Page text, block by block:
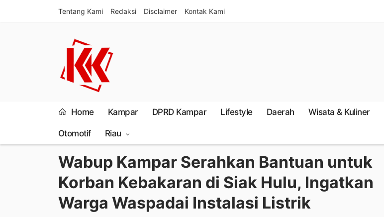
Tentang Kami Redaksi Disclaimer Kontak Kami
Home Kampar DPRD Kampar Lifestyle Daerah Wisata & Kuliner
Otomotif Riau
Wabup Kampar Serahkan Bantuan untuk
Korban Kebakaran di Siak Hulu, Ingatkan
Warga Waspadai Instalasi Listrik